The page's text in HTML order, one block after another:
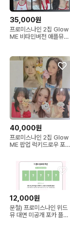
35,000원
프로미스나인 2집 Glow
ME 비타민버전 애플뮤직
40,000원
프로미스나인 2집 Glow
ME 팝업 럭키드로우 포토
12,000원
분철) 프로미스나인 위드
뮤 대면 미공개 포카 플로